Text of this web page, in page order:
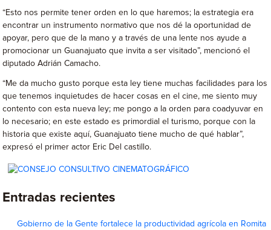
“Esto nos permite tener orden en lo que haremos; la estrategia era
encontrar un instrumento normativo que nos dé la oportunidad de
apoyar, pero que de la mano y a través de una lente nos ayude a
promocionar un Guanajuato que invita a ser visitado”, mencionó el
diputado Adrián Camacho.
“Me da mucho gusto porque esta ley tiene muchas facilidades para los
que tenemos inquietudes de hacer cosas en el cine, me siento muy
contento con esta nueva ley; me pongo a la orden para coadyuvar en
lo necesario; en este estado es primordial el turismo, porque con la
historia que existe aquí, Guanajuato tiene mucho de qué hablar”,
expresó el primer actor Eric Del castillo.
Entradas recientes
Gobierno de la Gente fortalece la productividad agrícola en Romita